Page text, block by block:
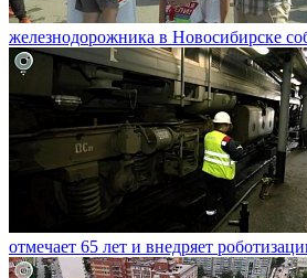
железнодорожника в Новосибирске
отмечает 65 лет и внедряет